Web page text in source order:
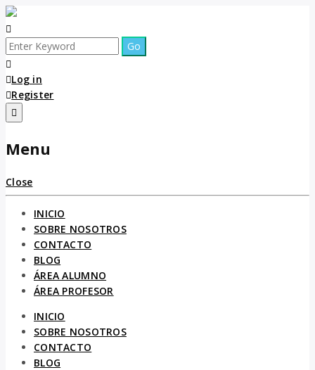
Skip
to
content
Search
for:
Log in
Register
Menu
Close
INICIO
SOBRE NOSOTROS
CONTACTO
BLOG
ÁREA ALUMNO
ÁREA PROFESOR
INICIO
SOBRE NOSOTROS
CONTACTO
BLOG